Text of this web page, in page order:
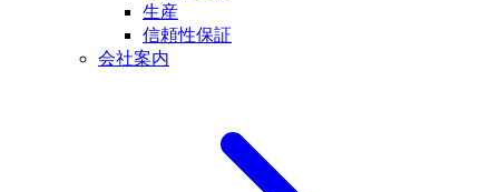
生産
信頼性保証
会社案内